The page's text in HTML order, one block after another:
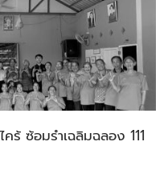
ร้ ซ้อมรำเฉลิมฉลอง 111